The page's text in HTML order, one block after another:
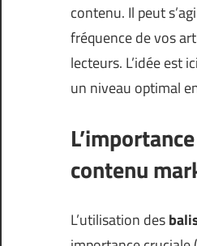
contenu. Il peut
fréquence de vos
lecteurs. L’idée est
un niveau optimal
contenu
L’utilisation des